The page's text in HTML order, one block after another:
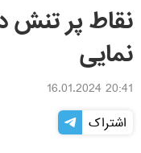
نقاط پر تنش
نمایی
20:41 16.01.2024
اشتراک